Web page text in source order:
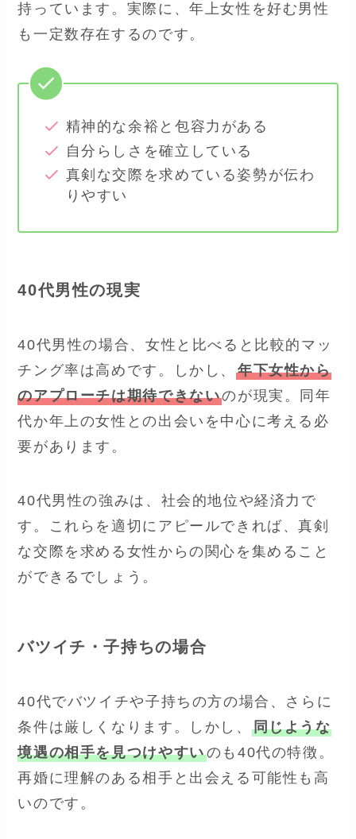
持っています。実際に、年上女性を好む男性
も一定数存在するのです。
精神的な余裕と包容力がある
自分らしさを確立している
真剣な交際を求めている姿勢が伝わ
りやすい
40代男性の現実
40代男性の場合、女性と比べると比較的マッ
チング率は高めです。しかし、 年下女性から
のアプローチは期待できないのが現実。同年
代か年上の女性との出会いを中心に考える必
要があります。
40代男性の強みは、社会的地位や経済力で
す。これらを適切にアピールできれば、真剣
な交際を求める女性からの関心を集めること
ができるでしょう。
バツイチ・子持ちの場合
40代でバツイチや子持ちの方の場合、さらに
条件は厳しくなります。しかし、 同じような
境遇の相手を見つけやすいのも40代の特徴。
再婚に理解のある相手と出会える可能性も高
いのです。